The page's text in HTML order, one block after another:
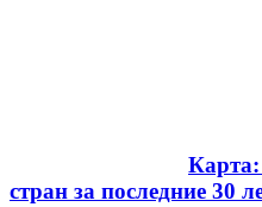
стран за последние 30